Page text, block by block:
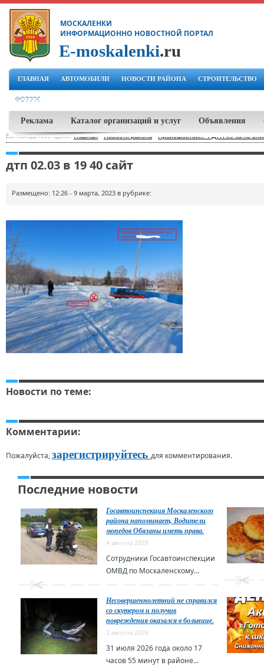
МОСКАЛЕНКИ
ИНФОРМАЦИОННО НОВОСТНОЙ ПОРТАЛ
E-moskalenki.ru
ГЛАВНАЯ АВТОМОБИЛИ НОВОСТИ РАЙОНА СТРОИТЕЛЬСТВО
ФОРУМ
Реклама Каталог организаций и услуг Объявления
Вы находитесь здесь:Главная-Новости района Происшествия: 4 ДТП из-за не
дтп 02.03 в 19 40 сайт
Размещено: 12:26 - 9 марта, 2023 в рубрике:
Новости по теме:
Комментарии:
Пожалуйста,зарегистрируйтесь для комментирования.
Последние новости
Госавтоинспекция Москаленского
района напоминает, Водители
мопедов Обязаны иметь права.
4 августа 2026
Сотрудники Госавтоинспекции
ОМВД по Москаленскому...
Несовершеннолетний не справился
со скутером и получив
повреждения оказался в больнице.
3 августа 2026
31 июля 2026 года около 17
часов 55 минут в районе...